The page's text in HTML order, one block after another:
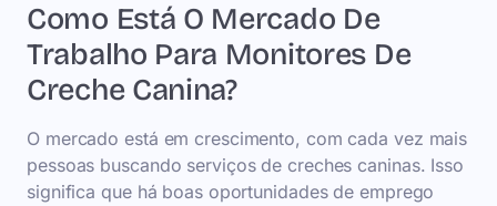
Como Está O Mercado De
Trabalho Para Monitores De
Creche Canina?
O mercado está em crescimento, com cada vez mais
pessoas buscando serviços de creches caninas. Isso
significa que há boas oportunidades de emprego